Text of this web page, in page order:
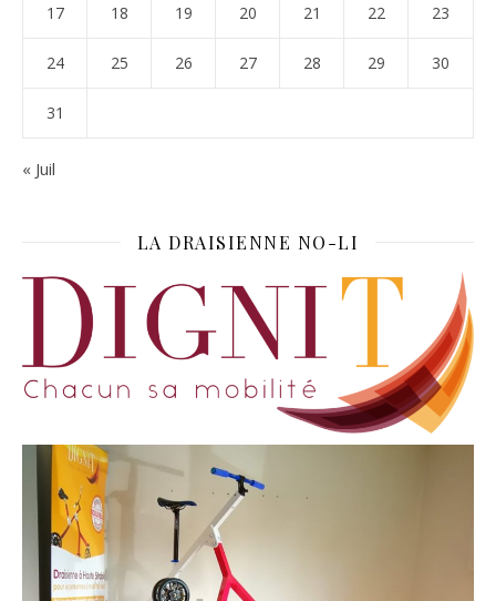
17 18 19 20 21 22 23
24 25 26 27 28 29 30
31
« Juil
LA DRAISIENNE NO-LI